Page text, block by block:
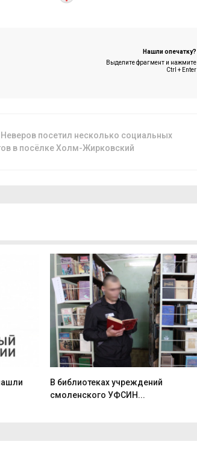
Нашли опечатку?
Выделите фрагмент и нажмите
Ctrl + Enter
Неверов посетил несколько социальных
в посёлке Холм-Жирковский
В библиотеках учреждений
смоленского УФСИН...